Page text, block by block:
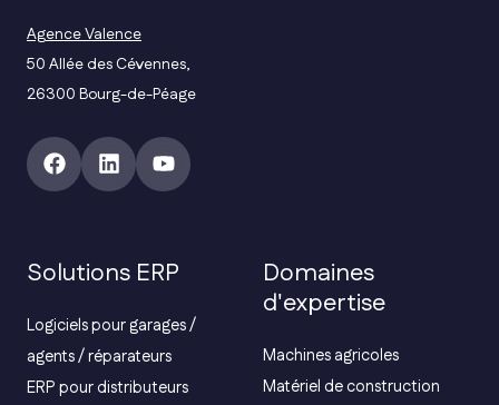
Agence Valence
50 Allée des Cévennes,
26300 Bourg-de-Péage
Solutions ERP
Logiciels pour garages /
agents / réparateurs
ERP pour distributeurs
Domaines
d'expertise
Machines agricoles
Matériel de construction